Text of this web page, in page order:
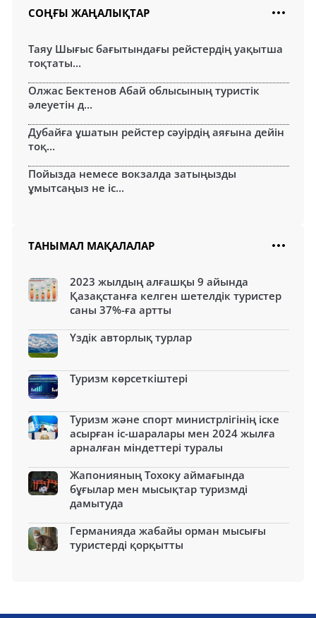
СОҢҒЫ ЖАҢАЛЫҚТАР
Таяу Шығыс бағытындағы рейстердің уақытша
тоқтаты...
Олжас Бектенов Абай облысының туристік
әлеуетін д...
Дубайға ұшатын рейстер сәуірдің аяғына дейін
тоқ...
Пойызда немесе вокзалда затыңызды
ұмытсаңыз не іс...
ТАНЫМАЛ МАҚАЛАЛАР
2023 жылдың алғашқы 9 айында
Қазақстанға келген шетелдік туристер
саны 37%-ға артты
Үздік авторлық турлар
Туризм көрсеткіштері
Туризм және спорт министрлігінің іске
асырған іс-шаралары мен 2024 жылға
арналған міндеттері туралы
Жапонияның Тохоку аймағында
бұғылар мен мысықтар туризмді
дамытуда
Германияда жабайы орман мысығы
туристерді қорқытты